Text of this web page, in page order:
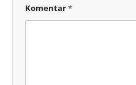
Komentar*